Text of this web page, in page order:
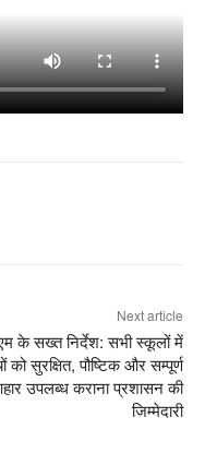
Next article
के सख्त निर्देश: सभी स्कूलों में
को सुरक्षित, पौष्टिक और सम्पूर्ण
उपलब्ध कराना प्रशासन की
जिम्मेदारी